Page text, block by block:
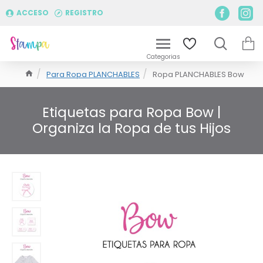
ACCESO REGISTRO
Para Ropa PLANCHABLES Ropa PLANCHABLES Bow
Etiquetas para Ropa Bow |
Organiza la Ropa de tus Hijos